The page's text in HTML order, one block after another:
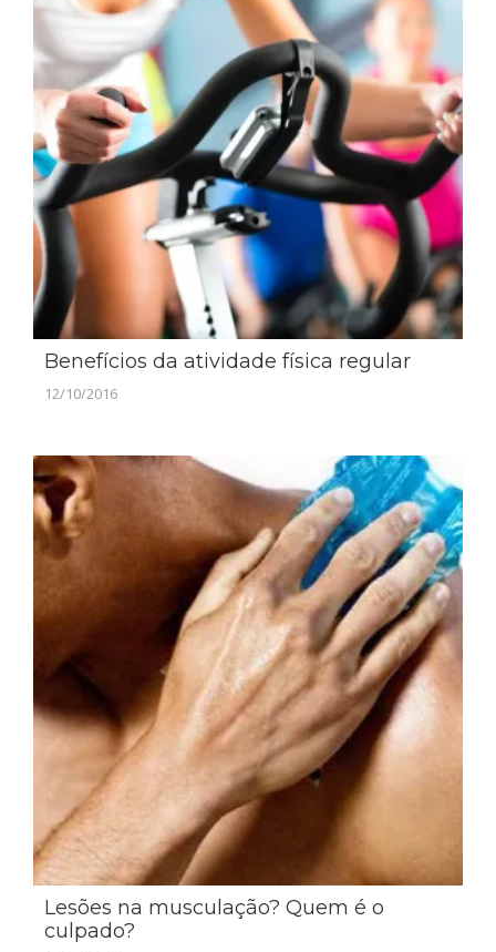
Benefícios da atividade física regular
12/10/2016
Lesões na musculação? Quem é o
culpado?